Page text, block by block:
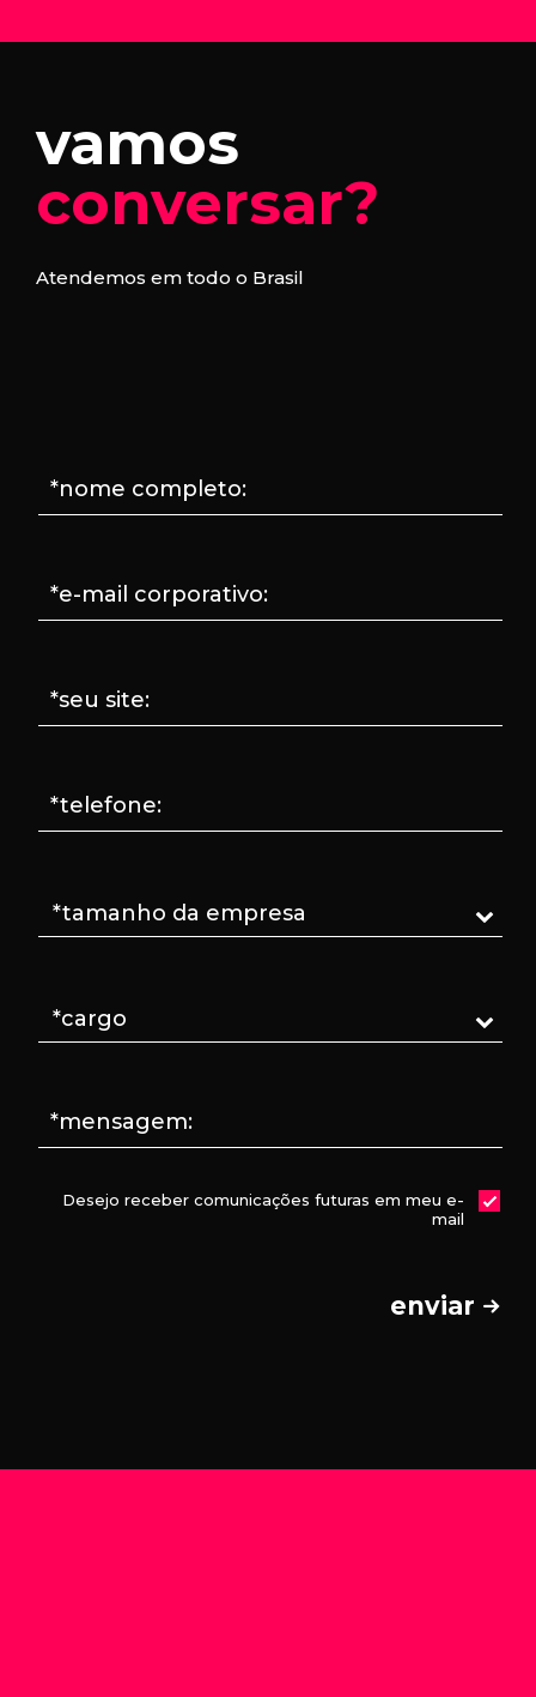
vamos
conversar?
Atendemos em todo o Brasil
*nome completo:
*e-mail corporativo:
*seu site:
*telefone:
*mensagem:
Desejo receber comunicações futuras em meu e-
mail
enviar